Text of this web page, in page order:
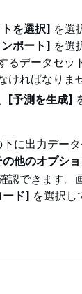
を選択] を選
ポート] を選
るデータセッ
ればなりま
[予測を生成]
下に出力デー
の他のオプシ
認できます。
ード] を選択し